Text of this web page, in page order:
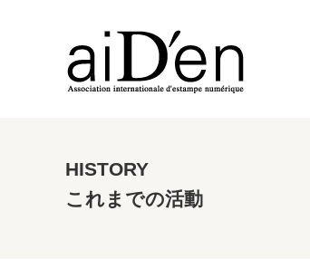
HISTORY
これまでの活動